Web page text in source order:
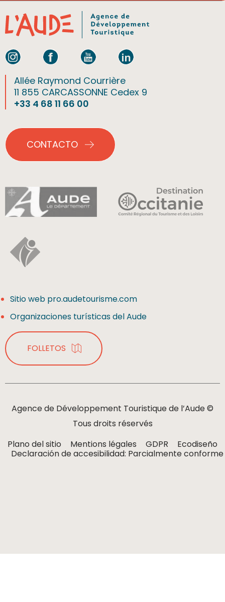
Allée Raymond Courrière
11 855 CARCASSONNE Cedex 9
+33 4 68 11 66 00
CONTACTO
Sitio web pro.audetourisme.com
Organizaciones turísticas del Aude
FOLLETOS
Agence de Développement Touristique de l’Aude ©
Tous droits réservés
Plano del sitio
Mentions légales GDPR
Ecodiseño
Declaración de accesibilidad: Parcialmente conforme